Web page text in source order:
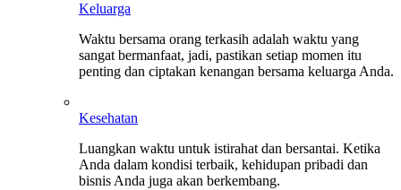
Keluarga
Waktu bersama orang terkasih adalah waktu yang
sangat bermanfaat, jadi, pastikan setiap momen itu
penting dan ciptakan kenangan bersama keluarga Anda.
Kesehatan
Luangkan waktu untuk istirahat dan bersantai. Ketika
Anda dalam kondisi terbaik, kehidupan pribadi dan
bisnis Anda juga akan berkembang.